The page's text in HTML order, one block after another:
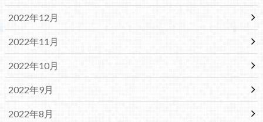
2022年12月
2022年11月
2022年10月
2022年9月
2022年8月